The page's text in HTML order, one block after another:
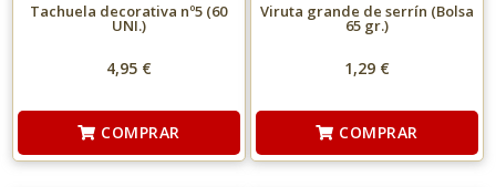
Tachuela decorativa nº5 (60
UNI.)
4,95 €
COMPRAR
Viruta grande de serrín (Bolsa
65 gr.)
1,29 €
COMPRAR